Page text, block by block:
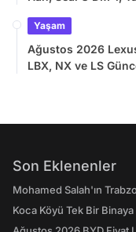
Yaşam
Ağustos 2026
LBX, NX ve LS
Son Eklenenler
Mohamed Salah'ın
Koca Köyü Tek Bir